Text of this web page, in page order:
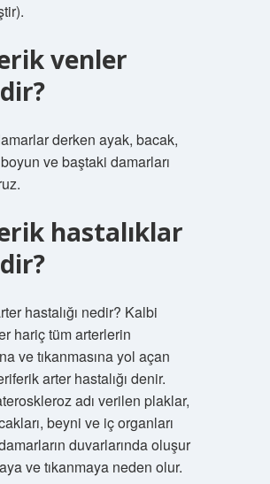
venler
derken ayak, bacak,
ve baştaki damarları
hastalıklar
hastalığı nedir? Kalbi
hariç tüm arterlerin
ve tıkanmasına yol açan
arter hastalığı denir.
adı verilen plaklar,
beyni ve iç organları
duvarlarında oluşur
ve tıkanmaya neden olur.